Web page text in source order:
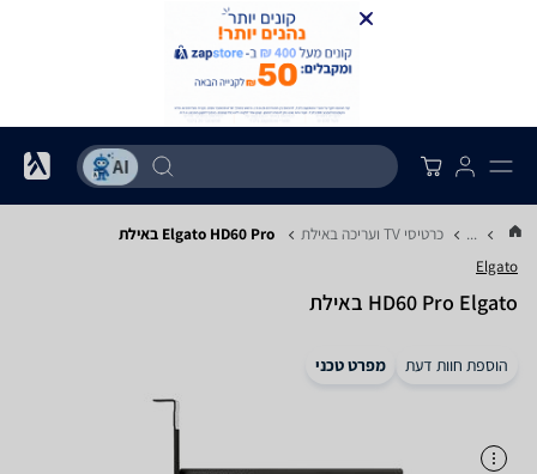
... כרטיסי TV ועריכה באילת Elgato HD60 Pro באילת
Elgato
HD60 Pro Elgato באילת
הוספת חוות דעת מפרט טכני